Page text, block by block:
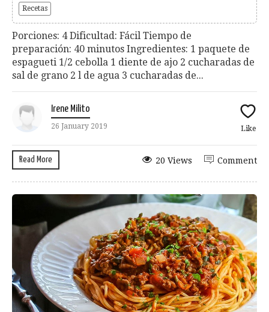
Recetas
Porciones: 4 Dificultad: Fácil Tiempo de
preparación: 40 minutos Ingredientes: 1 paquete de
espagueti 1/2 cebolla 1 diente de ajo 2 cucharadas de
sal de grano 2 l de agua 3 cucharadas de...
Irene Milito
26 January 2019 Like
Read More Comment
20 Views